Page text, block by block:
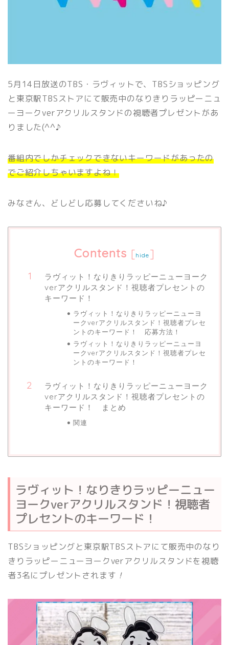
5月14日放送のTBS・ラヴィットで、TBSショッピング
と東京駅TBSストアにて販売中のなりきりラッピーニュ
ーヨークverアクリルスタンドの視聴者プレゼントがあ
りました(^^♪
番組内でしかチェックできないキーワードがあったの
でご紹介しちゃいますよね！
みなさん、どしどし応募してくださいね♪
Contents [hide ]
ラヴィット！なりきりラッピーニューヨーク
verアクリルスタンド！視聴者プレセントの
キーワード！
ラヴィット！なりきりラッピーニューヨ
ークverアクリルスタンド！視聴者プレセ
ントのキーワード！ 応募方法！
ラヴィット！なりきりラッピーニューヨ
ークverアクリルスタンド！視聴者プレセ
ントのキーワード！
ラヴィット！なりきりラッピーニューヨーク
verアクリルスタンド！視聴者プレセントの
キーワード！ まとめ
関連
ラヴィット！なりきりラッピーニュー
ヨークverアクリルスタンド！視聴者
プレセントのキーワード！
TBSショッピングと東京駅TBSストアにて販売中のなり
きりラッピーニューヨークverアクリルスタンドを視聴
者3名にプレゼントされます ！